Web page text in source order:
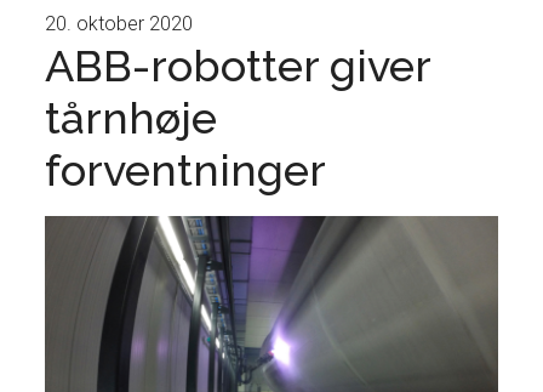
20. oktober 2020
ABB-robotter giver
tårnhøje
forventninger